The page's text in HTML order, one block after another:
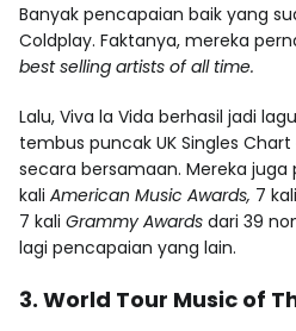
Banyak pencapaian baik yang
Coldplay. Faktanya, mereka
best selling artists of all time.
Lalu, Viva la Vida berhasil jadi
tembus puncak UK Singles Chart
secara bersamaan. Mereka
kali American Music Awards, 7 kali
7 kali Grammy Awards dari 39
lagi pencapaian yang lain.
3. World Tour Music of